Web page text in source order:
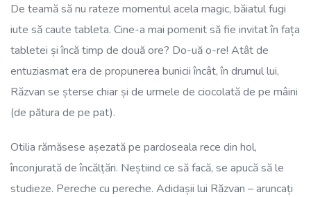
De teamă să nu rateze momentul acela magic, băiatul fugi
iute să caute tableta. Cine-a mai pomenit să fie invitat în fața
tabletei și încă timp de două ore? Do-uă o-re! Atât de
entuziasmat era de propunerea bunicii încât, în drumul lui,
Răzvan se șterse chiar și de urmele de ciocolată de pe mâini
(de pătura de pe pat).
Otilia rămăsese așezată pe pardoseala rece din hol,
înconjurată de încălțări. Neștiind ce să facă, se apucă să le
studieze. Pereche cu pereche. Adidașii lui Răzvan – aruncați